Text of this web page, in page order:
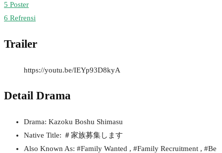
5 Poster
6 Refrensi
Trailer
https://youtu.be/IEYp93D8kyA
Detail Drama
Drama: Kazoku Boshu Shimasu
Native Title: ＃家族募集します
Also Known As: #Family Wanted , #Family Recruitment , #Be